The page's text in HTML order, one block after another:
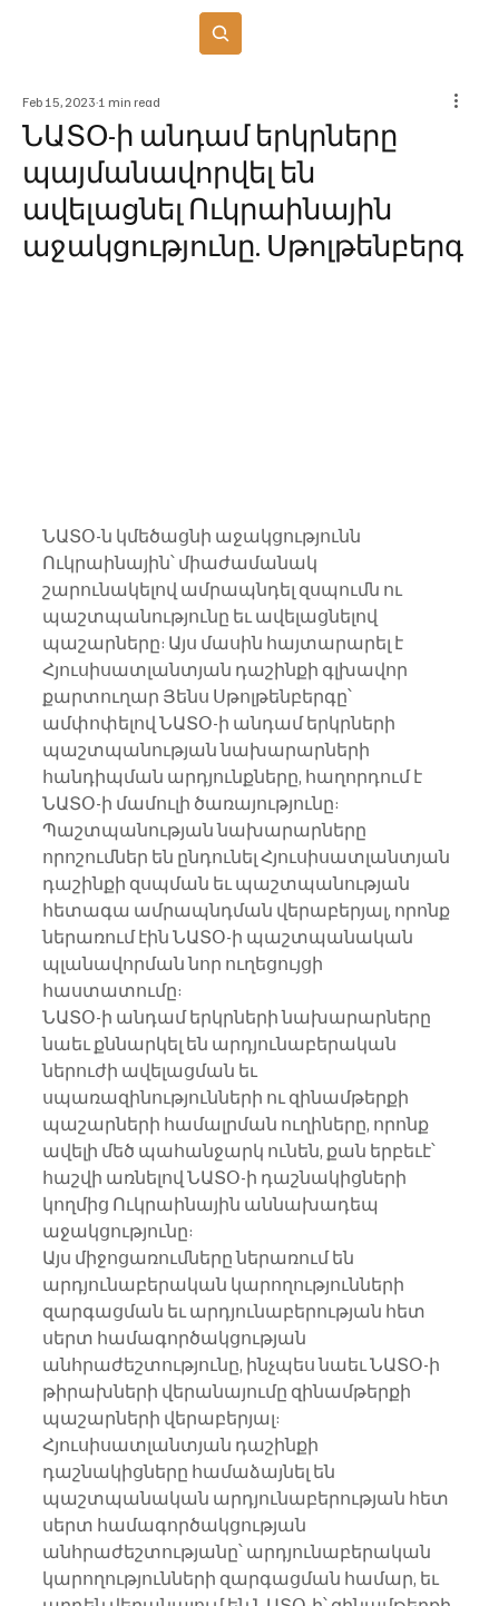
ՆԱՏՕ-ի անդամ երկրները
պայմանավորվել են
ավելացնել Ուկրաինային
աջակցությունը. Սթոլթենբերգ
Feb 15, 2023 1 min read
ՆԱՏՕ-ն կմեծացնի աջակցությունն
Ուկրաինային՝ միաժամանակ
շարունակելով ամրապնդել զսպումն ու
պաշտպանությունը եւ ավելացնելով
պաշարները: Այս մասին հայտարարել է
Հյուսիսատլանտյան դաշինքի գլխավոր
քարտուղար Յենս Սթոլթենբերգը՝
ամփոփելով ՆԱՏՕ-ի անդամ երկրների
պաշտպանության նախարարների
հանդիպման արդյունքները, հաղորդում է
ՆԱՏՕ-ի մամուլի ծառայությունը:
Պաշտպանության նախարարները
որոշումներ են ընդունել Հյուսիսատլանտյան
դաշինքի զսպման եւ պաշտպանության
հետագա ամրապնդման վերաբերյալ, որոնք
ներառում էին ՆԱՏՕ-ի պաշտպանական
պլանավորման նոր ուղեցույցի
հաստատումը:
ՆԱՏՕ-ի անդամ երկրների նախարարները
նաեւ քննարկել են արդյունաբերական
ներուժի ավելացման եւ
սպառազինությունների ու զինամթերքի
պաշարների համալրման ուղիները, որոնք
ավելի մեծ պահանջարկ ունեն, քան երբեւէ՝
հաշվի առնելով ՆԱՏՕ-ի դաշնակիցների
կողմից Ուկրաինային աննախադեպ
աջակցությունը:
Այս միջոցառումները ներառում են
արդյունաբերական կարողությունների
զարգացման եւ արդյունաբերության հետ
սերտ համագործակցության
անհրաժեշտությունը, ինչպես նաեւ ՆԱՏՕ-ի
թիրախների վերանայումը զինամթերքի
պաշարների վերաբերյալ:
Հյուսիսատլանտյան դաշինքի
դաշնակիցները համաձայնել են
պաշտպանական արդյունաբերության հետ
սերտ համագործակցության
անհրաժեշտությանը՝ արդյունաբերական
կարողությունների զարգացման համար, եւ